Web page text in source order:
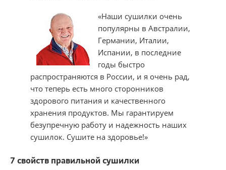
«Наши сушилки очень
популярны в Австралии,
Германии, Италии,
Испании, в последние
годы быстро
распространяются в России, и я очень рад,
что теперь есть много сторонников
здорового питания и качественного
хранения продуктов. Мы гарантируем
безупречную работу и надежность наших
сушилок. Сушите на здоровье!»
7 свойств правильной сушилки